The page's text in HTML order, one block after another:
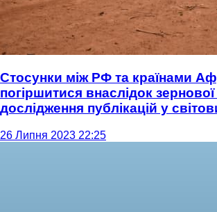
Стосунки між РФ та країнами
погіршитися внаслідок
дослідження публікацій у
26 Липня 2023 22:25